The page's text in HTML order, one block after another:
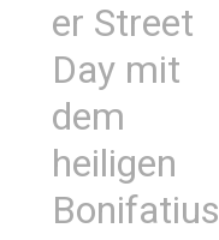
er Street
Day mit
dem
heiligen
Bonifatius